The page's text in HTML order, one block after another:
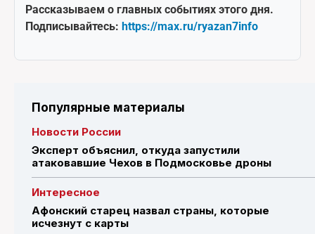
Рассказываем о главных событиях этого дня.
Подписывайтесь: https://max.ru/ryazan7info
Популярные материалы
Новости России
Эксперт объяснил, откуда запустили
атаковавшие Чехов в Подмосковье дроны
Интересное
Афонский старец назвал страны, которые
исчезнут с карты